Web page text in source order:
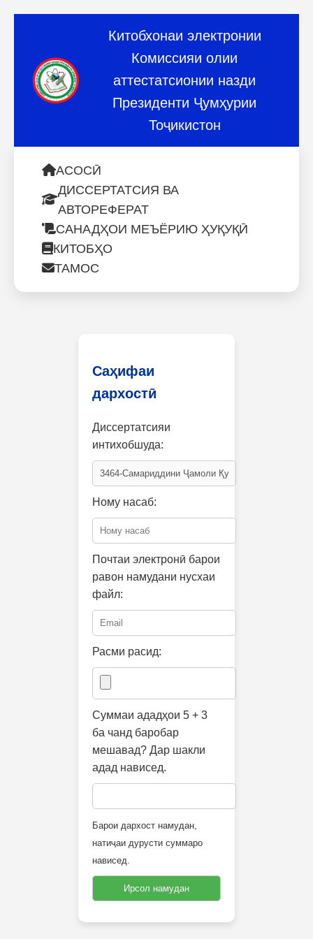
Китобхонаи электронии
Комиссияи олии
аттестатсионии назди
Президенти Ҷумҳурии
Тоҷикистон
АСОСӢ
ДИССЕРТАТСИЯ ВА
АВТОРЕФЕРАТ
САНАДҲОИ МЕЪЁРИЮ ҲУҚУҚӢ
КИТОБҲО
ТАМОС
Саҳифаи
дархостӣ
Диссертатсияи
интихобшуда:
Ному насаб:
Почтаи электронӣ барои
равон намудани нусхаи
файл:
Расми расид:
Суммаи ададҳои 5 + 3
ба чанд баробар
мешавад? Дар шакли
адад нависед.
Барои дархост намудан,
натиҷаи дурусти суммаро
нависед.
Ирсол намудан